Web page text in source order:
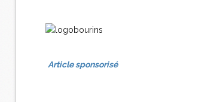
Article sponsorisé